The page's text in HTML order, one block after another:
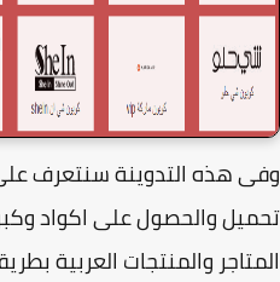
هذه التدوينة سنتعرف على
والحصول على اكواد
والمنتجات العربية